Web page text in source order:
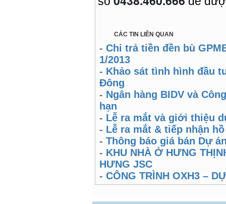
CÁC TIN LIÊN QUAN
- Chi trả tiền đền bù
1/2013
- Khảo sát tình hình đầu
Đông
- Ngân hàng BIDV và
hạn
- Lễ ra mắt và giới thiệu
- Lễ ra mắt & tiếp nhận
- Thông báo giá bán Dự
- KHU NHÀ Ở HƯNG
HƯNG JSC
- CÔNG TRÌNH OXH3 –